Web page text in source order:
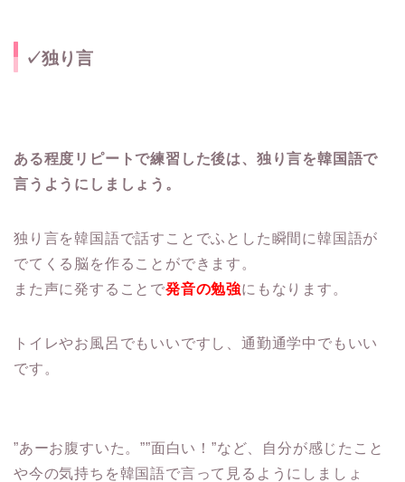
✓独り言
ある程度リピートで練習した後は、独り言を韓国語で
言うようにしましょう。
独り言を韓国語で話すことでふとした瞬間に韓国語が
でてくる脳を作ることができます。
また声に発することで発音の勉強にもなります。
トイレやお風呂でもいいですし、通勤通学中でもいい
です。
”あーお腹すいた。””面白い！”など、自分が感じたこと
や今の気持ちを韓国語で言って見るようにしましょ